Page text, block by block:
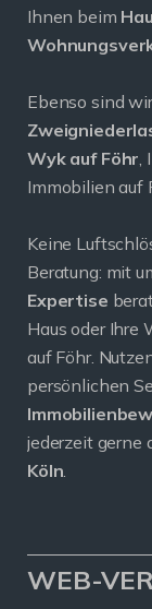
Ihnen beim
Ebenso sind
Wyk auf Föhr,
Immobilien auf
Keine
Beratung: mit
Expertise
Haus oder Ihre
auf Föhr.
persönlichen
jederzeit gerne
Köln.
WEB-